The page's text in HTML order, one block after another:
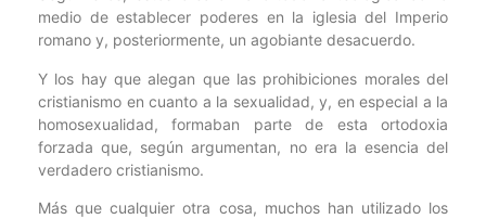
medio de establecer poderes en la iglesia del Imperio
romano y, posteriormente, un agobiante desacuerdo.
Y los hay que alegan que las prohibiciones morales del
cristianismo en cuanto a la sexualidad, y, en especial a la
homosexualidad, formaban parte de esta ortodoxia
forzada que, según argumentan, no era la esencia del
verdadero cristianismo.
Más que cualquier otra cosa, muchos han utilizado los